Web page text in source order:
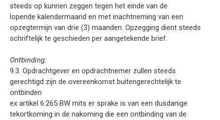
steeds op kunnen zeggen tegen het einde van de
lopende kalendermaand en met inachtneming van een
opzegtermijn van drie (3) maanden. Opzegging dient steeds
schriftelijk te geschieden per aangetekende brief.
Ontbinding:
9.3. Opdrachtgever en opdrachtnemer zullen steeds
gerechtigd zijn de overeenkomst buitengerechtelijk te
ontbinden
ex artikel 6:265 BW mits er sprake is van een dusdanige
tekortkoming in de nakoming die een ontbinding van de